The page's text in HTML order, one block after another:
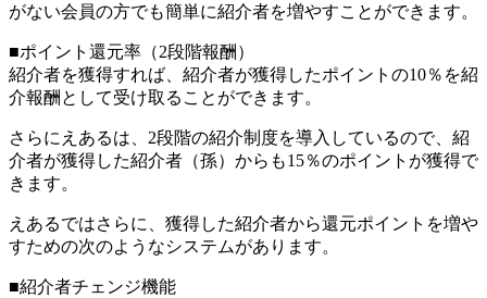
がない会員の方でも簡単に紹介者を増やすことができます。
■ポイント還元率（2段階報酬）
紹介者を獲得すれば、紹介者が獲得したポイントの10％を紹
介報酬として受け取ることができます。
さらにえあるは、2段階の紹介制度を導入しているので、紹
介者が獲得した紹介者（孫）からも15％のポイントが獲得で
きます。
えあるではさらに、獲得した紹介者から還元ポイントを増や
すための次のようなシステムがあります。
■紹介者チェンジ機能